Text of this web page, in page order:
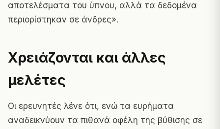
αποτελέσματα του ύπνου, αλλά τα δεδομένα
περιορίστηκαν σε άνδρες».
Χρειάζονται και άλλες
μελέτες
Οι ερευνητές λένε ότι, ενώ τα ευρήματα
αναδεικνύουν τα πιθανά οφέλη της βύθισης σε